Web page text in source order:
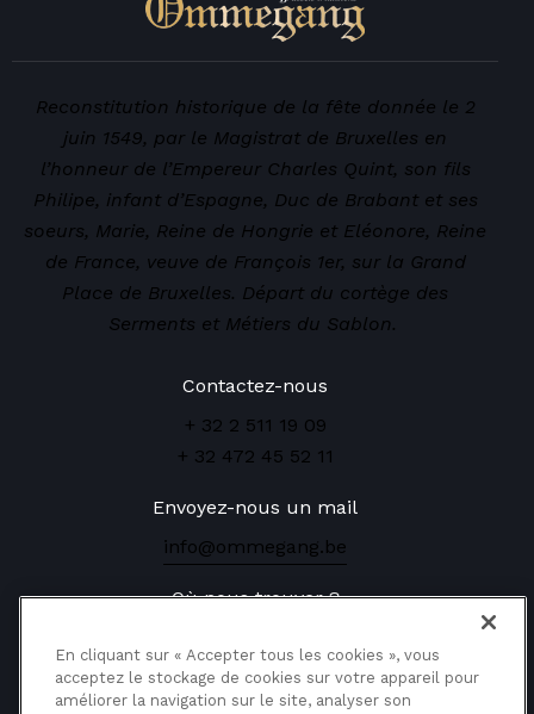
Reconstitution historique de la fête donnée le 2
juin 1549, par le Magistrat de Bruxelles en
l’honneur de l’Empereur Charles Quint, son fils
Philipe, infant d’Espagne, Duc de Brabant et ses
soeurs, Marie, Reine de Hongrie et Eléonore, Reine
de France, veuve de François 1er, sur la Grand
Place de Bruxelles. Départ du cortège des
Serments et Métiers du Sablon.
Contactez-nous
+ 32 2 511 19 09
+ 32 472 45 52 11
Envoyez-nous un mail
info@ommegang.be
Où nous trouver ?
1000 Bruxelles
En cliquant sur « Accepter tous les cookies », vous
acceptez le stockage de cookies sur votre appareil pour
améliorer la navigation sur le site, analyser son